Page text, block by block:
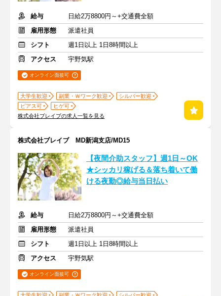
給与
日給2万8800円～+交通費全額
雇用形態
派遣社員
シフト
週1日以上 1日8時間以上
アクセス
宇野気駅
オンライン面接可
大学生歓迎 副業・Ｗワーク歓迎
シルバー歓迎
ピアス可
ヒゲ可
株式会社ブレイブの求人一覧を見る
株式会社ブレイブ MD新潟支店/MD15
【夜間介助スタッフ】週1日～OK
★シッカリ稼げる＆落ち着いて働
ける夜勤◎給与当日払い
給与
日給2万8800円～+交通費全額
雇用形態
派遣社員
シフト
週1日以上 1日8時間以上
アクセス
宇野気駅
オンライン面接可